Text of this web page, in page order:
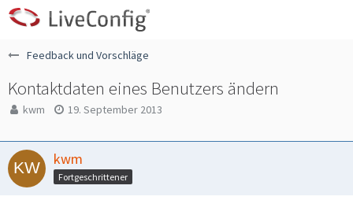
Feedback und Vorschläge
Kontaktdaten eines Benutzers ändern
kwm 19. September 2013
kwm
Fortgeschrittener